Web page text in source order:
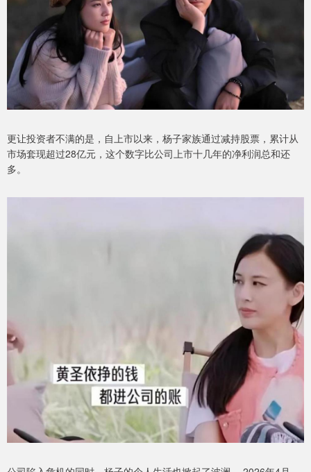
更让投资者不满的是，自上市以来，杨子家族通过减持股票，累计从
市场套现超过28亿元，这个数字比公司上市十几年的净利润总和还
多。